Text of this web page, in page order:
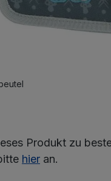
Produkt zu
hier an.